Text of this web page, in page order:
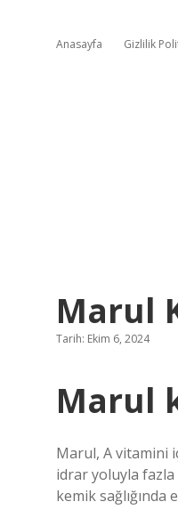
Anasayfa Gizlilik
Marul
Tarih: Ekim 6, 2024
Marul
Marul, A vitamini
idrar yoluyla fazla
kemik sağlığında